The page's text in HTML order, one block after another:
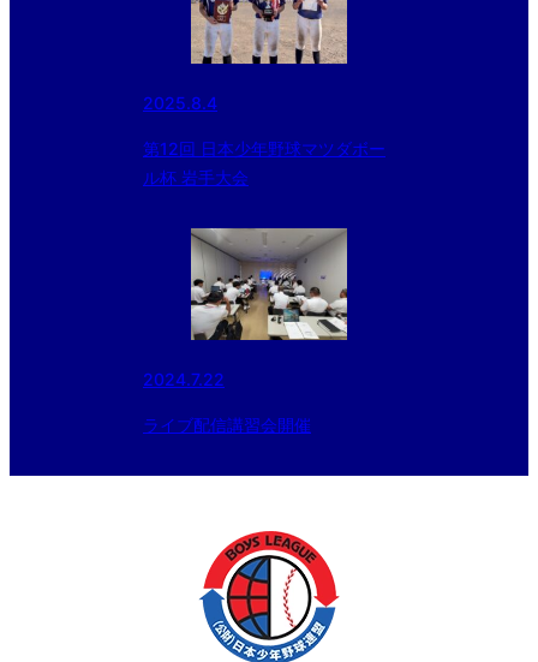
2025.8.4
第12回 日本少年野球マツダボー
ル杯 岩手大会
2024.7.22
ライブ配信講習会開催